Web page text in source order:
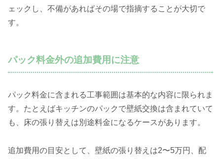
ェックし、不備があればその場で指摘することが大切で
す。
パック料金外の追加費用に注意
パック料金に含まれる工事範囲は基本的な内容に限られま
す。たとえばキッチンのパックで壁紙交換は含まれていて
も、床の張り替えは別途料金になるケースがあります。
追加費用の目安として、壁紙の張り替えは2〜5万円、配